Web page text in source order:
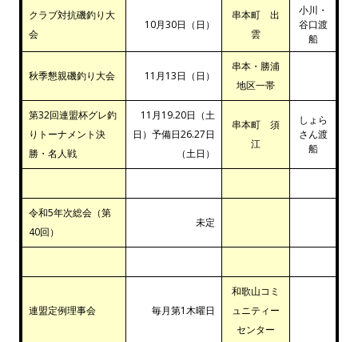
クラブ対抗磯釣り大
会
10月30日（日）
串本町 出
雲
小川・
谷口渡
船
秋季懇親磯釣り大会 11月13日（日）
串本・勝浦
地区一帯
第32回連盟杯グレ釣
りトーナメント決
勝・名人戦
11月19.20日（土
日）予備日26.27日
（土日）
串本町 須
江
しょら
さん渡
船
令和5年次総会（第
40回）
未定
連盟定例理事会 毎月第1木曜日
和歌山コミ
ュニティー
センター